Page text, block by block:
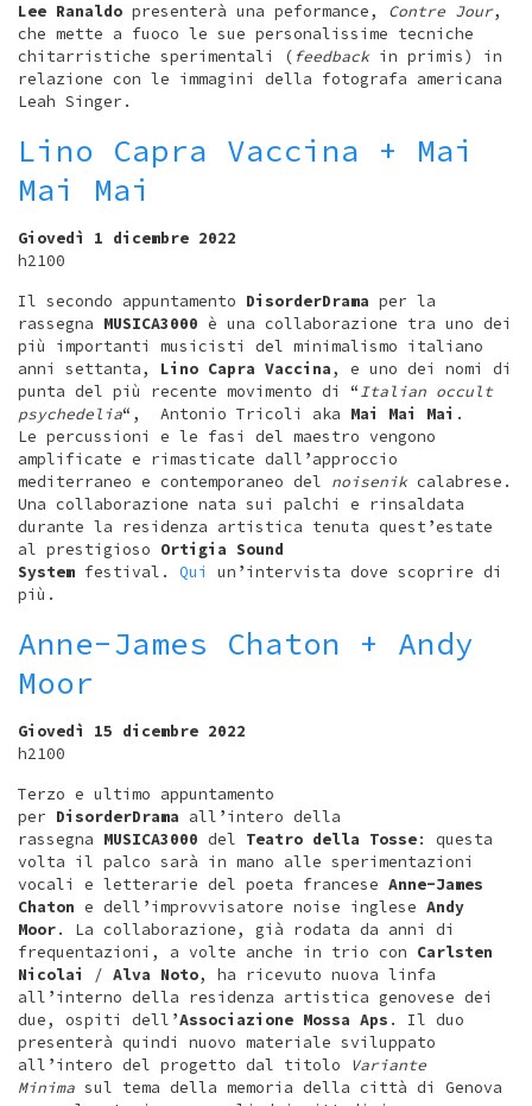
Lee Ranaldo presenterà una peformance, Contre Jour,
che mette a fuoco le sue personalissime tecniche
chitarristiche sperimentali (feedbackin primis) in
relazione con le immagini della fotografa americana
Leah Singer.
Lino Capra Vaccina + Mai
Mai Mai
Giovedì 1 dicembre 2022
h2100
Il secondo appuntamento DisorderDrama per la
rassegna MUSICA3000 è una collaborazione tra uno dei
più importanti musicisti del minimalismo italiano
anni settanta, Lino Capra Vaccina, e uno dei nomi di
punta del più recente movimento di “Italian occult
psychedelia“, Antonio Tricoli aka Mai Mai Mai .
Le percussioni e le fasi del maestro vengono
amplificate e rimasticate dall’approccio
mediterraneo e contemporaneo del noisenikcalabrese.
Una collaborazione nata sui palchi e rinsaldata
durante la residenza artistica tenuta quest’estate
al prestigioso Ortigia Sound
System festival. Qui
un’intervista dove scoprire di
più.
Anne-James Chaton + Andy
Moor
Giovedì 15 dicembre 2022
h2100
Terzo e ultimo appuntamento
per DisorderDrama all’intero della
rassegna MUSICA3000 del Teatro della Tosse: questa
volta il palco sarà in mano alle sperimentazioni
vocali e letterarie del poeta francese Anne-James
Chaton e dell’improvvisatore noise inglese Andy
Moor. La collaborazione, già rodata da anni di
frequentazioni, a volte anche in trio con Carlsten
Nicolai
/ Alva Noto, ha ricevuto nuova linfa
all’interno della residenza artistica genovese dei
due, ospiti dell’Associazione Mossa Aps . Il duo
presenterà quindi nuovo materiale sviluppato
all’intero del progetto dal titolo
Variante
Minima sul tema della memoria della città di Genova